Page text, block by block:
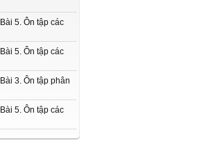
5. Ôn tập các
5. Ôn tập các
3. Ôn tập phân
5. Ôn tập các